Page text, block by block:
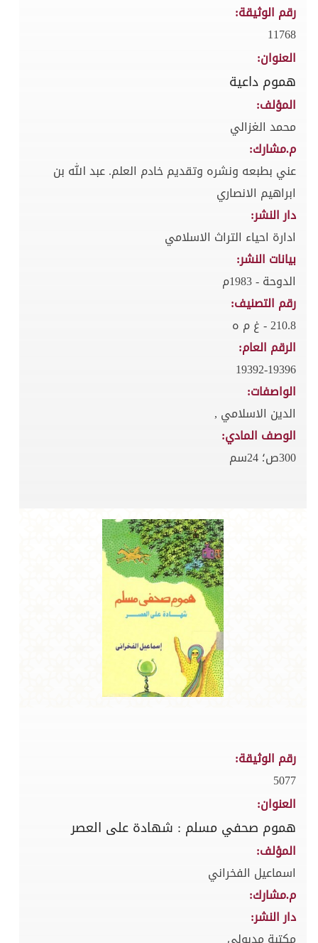
رقم الوثيقة:
11768
العنوان:
هموم داعية
المؤلف:
محمد الغزالي
م.مشارك:
عني بطبعه ونشره وتقديم خادم العلم. عبد الله بن
ابراهيم الانصاري
دار النشر:
ادارة احياء التراث الاسلامي
بيانات النشر:
الدوحة - 1983م
رقم التصنيف:
210.8 - غ م ه
الرقم العام:
19392-19396
الواصفات:
الدين الاسلامي ,
الوصف المادي:
300ص؛ 24سم
رقم الوثيقة:
5077
العنوان:
هموم صحفي مسلم : شهادة على العصر
المؤلف:
اسماعيل الفخراني
م.مشارك:
دار النشر: